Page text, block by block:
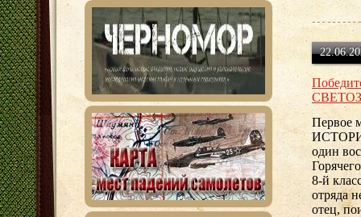
Первое
один
8-й
отряда
отец,